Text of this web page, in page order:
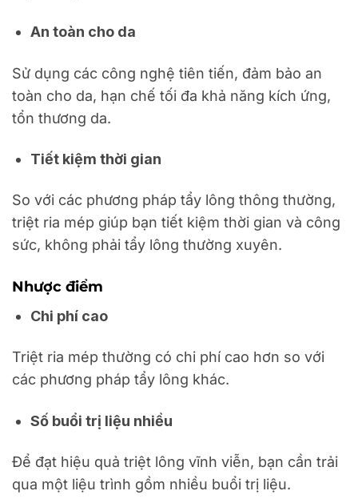
An toàn cho da
Sử dụng các công nghệ tiên tiến, đảm bảo an
toàn cho da, hạn chế tối đa khả năng kích ứng,
tổn thương da.
Tiết kiệm thời gian
So với các phương pháp tẩy lông thông thường,
triệt ria mép giúp bạn tiết kiệm thời gian và công
sức, không phải tẩy lông thường xuyên.
Nhược điểm
Chi phí cao
Triệt ria mép thường có chi phí cao hơn so với
các phương pháp tẩy lông khác.
Số buổi trị liệu nhiều
Để đạt hiệu quả triệt lông vĩnh viễn, bạn cần trải
qua một liệu trình gồm nhiều buổi trị liệu.